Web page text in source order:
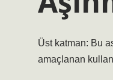
Üst katman: Bu
amaçlanan